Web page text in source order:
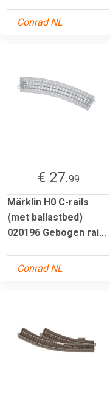
Conrad NL
€ 27.99
Märklin H0 C-rails
(met ballastbed)
020196 Gebogen rai...
Conrad NL